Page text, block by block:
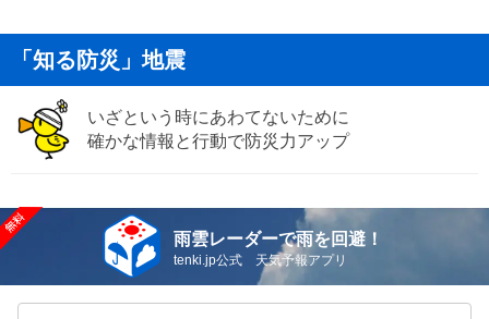
「知る防災」地震
いざという時にあわてないために
確かな情報と行動で防災力アップ
雨雲レーダーで雨を回避！
tenki.jp公式 天気予報アプリ